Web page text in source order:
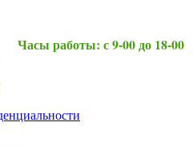
Часы работы: с 9-00 до 18-00